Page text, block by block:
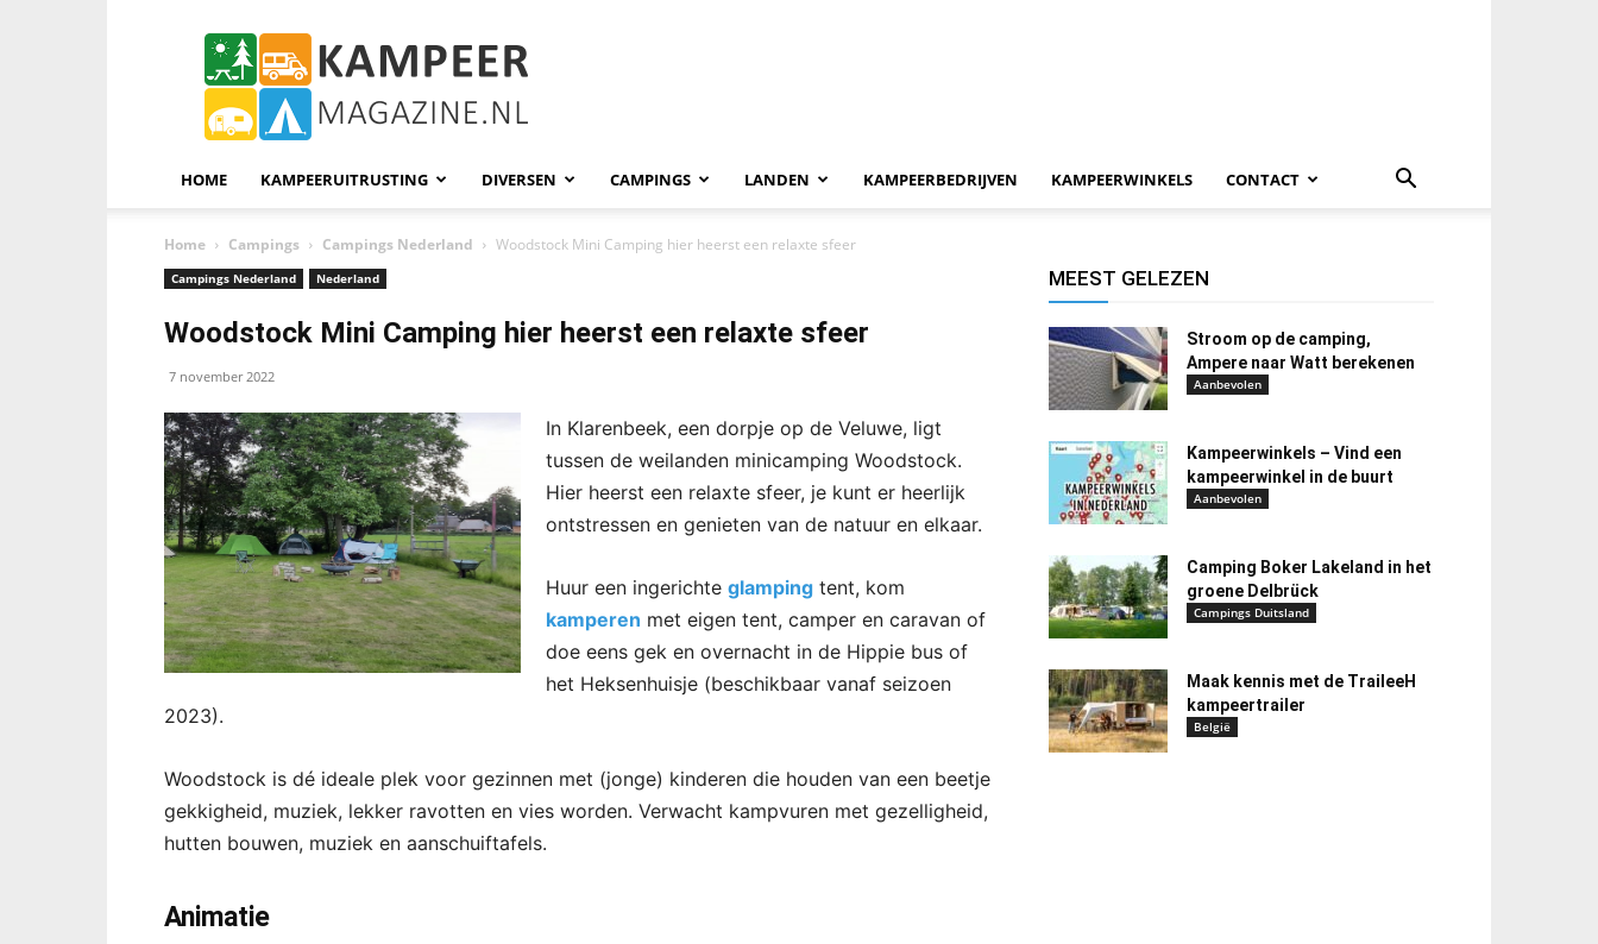
KampeerMagazine
HOME KAMPEERUITRUSTING DIVERSEN CAMPINGS LANDEN KAMPEERBEDRIJVEN KAMPEERWINKELS CONTACT
Home Campings Campings Nederland Woodstock Mini Camping hier heerst een relaxte sfeer
Campings Nederland Nederland
Woodstock Mini Camping hier heerst een relaxte sfeer
7 november 2022
In Klarenbeek, een dorpje op de Veluwe, ligt
tussen de weilanden minicamping Woodstock.
Hier heerst een relaxte sfeer, je kunt er heerlijk
ontstressen en genieten van de natuur en elkaar.
Huur een ingerichte glamping tent, kom
kamperen met eigen tent, camper en caravan of
doe eens gek en overnacht in de Hippie bus of
het Heksenhuisje (beschikbaar vanaf seizoen
2023).
Woodstock is dé ideale plek voor gezinnen met (jonge) kinderen die houden van een beetje
gekkigheid, muziek, lekker ravotten en vies worden. Verwacht kampvuren met gezelligheid,
hutten bouwen, muziek en aanschuiftafels.
Animatie
MEEST GELEZEN
Stroom op de camping,
Ampere naar Watt berekenen
Aanbevolen
Kampeerwinkels – Vind een
kampeerwinkel in de buurt
Aanbevolen
Camping Boker Lakeland in het
groene Delbrück
Campings Duitsland
Maak kennis met de TraileeH
kampeertrailer
België